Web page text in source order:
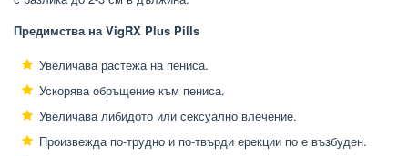
Предимства на VigRX Plus Pills
Увеличава растежа на пениса.
Ускорява обръщение към пениса.
Увеличава либидото или сексуално влечение.
Произвежда по-трудно и по-твърди ерекции по е възбуден.